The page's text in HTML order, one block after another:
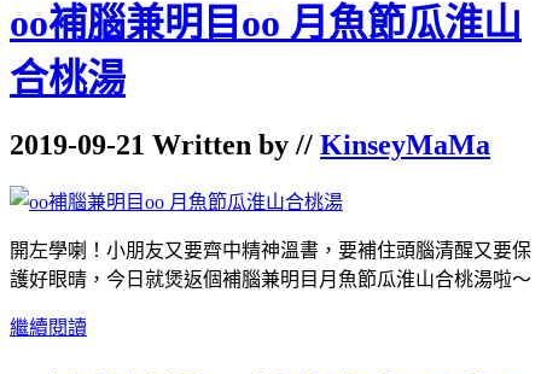
oo補腦兼明目oo 月魚節瓜淮山
合桃湯
2019-09-21 Written by // KinseyMaMa
開左學喇！小朋友又要齊中精神溫書，要補住頭腦清醒又要保
護好眼晴，今日就煲返個補腦兼明目月魚節瓜淮山合桃湯啦～
繼續閱讀